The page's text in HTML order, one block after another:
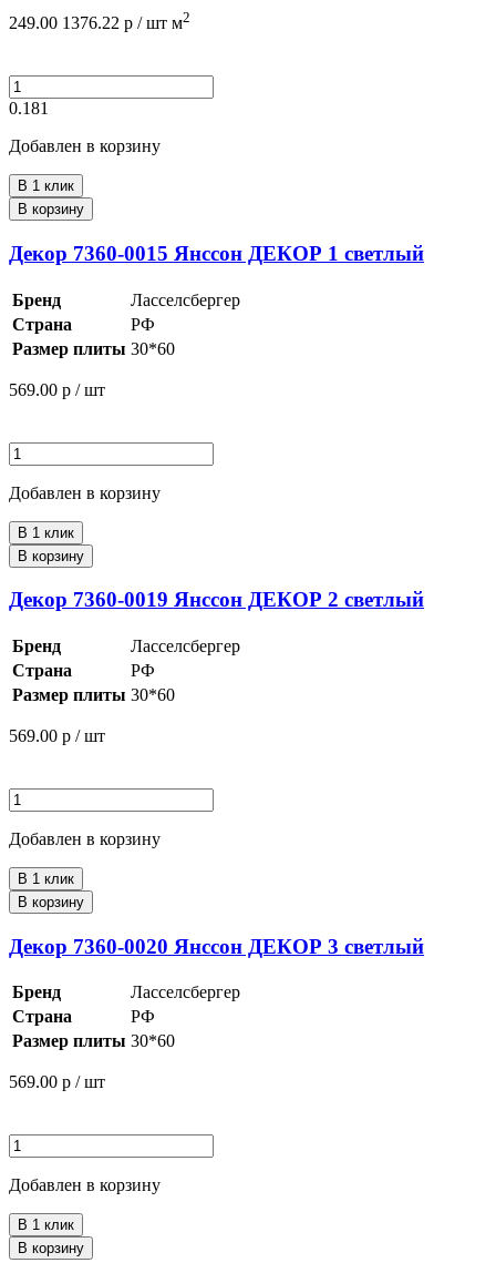
249.00 1376.22 р / шт м2
0.181
Добавлен в корзину
В 1 клик
В корзину
Декор 7360-0015 Янссон ДЕКОР 1 светлый
Бренд
Ласселсбергер
Страна
РФ
Размер плиты 30*60
569.00 р / шт
Добавлен в корзину
В 1 клик
В корзину
Декор 7360-0019 Янссон ДЕКОР 2 светлый
Бренд
Ласселсбергер
Страна
РФ
Размер плиты 30*60
569.00 р / шт
Добавлен в корзину
В 1 клик
В корзину
Декор 7360-0020 Янссон ДЕКОР 3 светлый
Бренд
Ласселсбергер
Страна
РФ
Размер плиты 30*60
569.00 р / шт
Добавлен в корзину
В 1 клик
В корзину